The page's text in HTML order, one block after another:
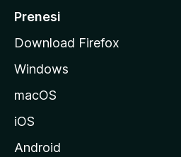
M
z
i
e
Prenesi
Download Firefox
Windows
macOS
iOS
Android